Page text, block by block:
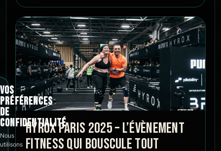
HYROX PARIS 2025 – L’ÉVÈNEMENT
FITNESS QUI BOUSCULE TOUT
VOS
PRÉFÉRENCES
DE
CONFIDENTIALITÉ
Nous
utilisons